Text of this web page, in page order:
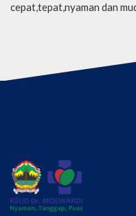
cepat,tepat,nyaman dan